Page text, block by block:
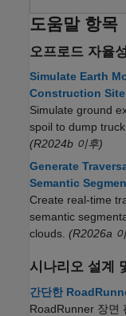
도움말 항목
오프로드 자율성
Simulate Earth
Construction Site
Simulate ground
spoil to dump
(R2024b 이후)
Generate
Semantic
Create real-time
semantic
clouds. (R2026a
시나리오 설계
간단한
RoadRunner 장면